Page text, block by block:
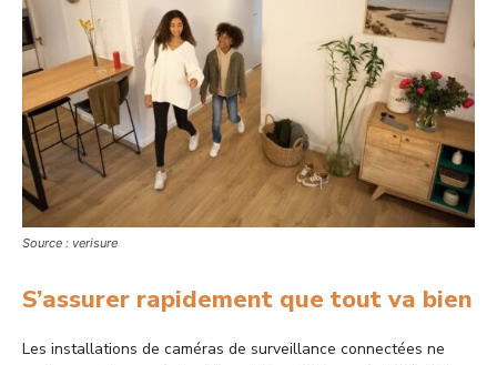
Source : verisure
S’assurer rapidement que tout va bien
Les installations de caméras de surveillance connectées ne